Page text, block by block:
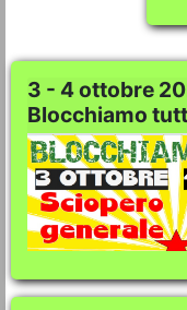
3 - 4 ottobre
Blocchiamo